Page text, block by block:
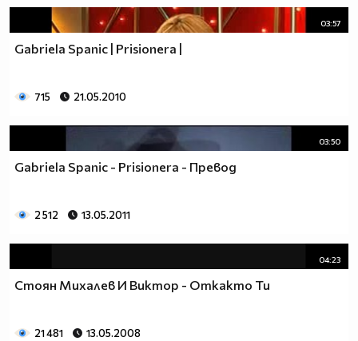
03:57
Gabriela Spanic | Prisionera |
715 21.05.2010
03:50
Gabriela Spanic - Prisionera - Превод
2 512 13.05.2011
04:23
Стоян Михалев И Виктор - Откакто Ти
21 481 13.05.2008